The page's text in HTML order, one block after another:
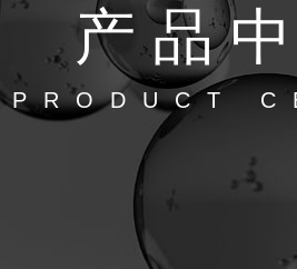
产品
PRODUCT